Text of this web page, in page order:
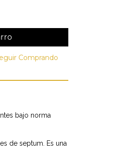
Comprando
bajo norma
de septum. Es una